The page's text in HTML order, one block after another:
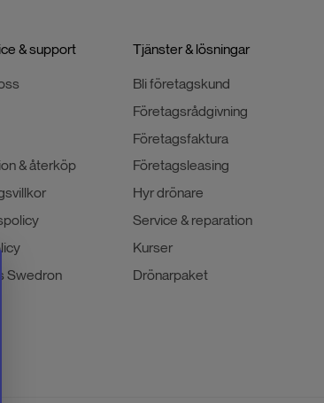
& support
& återköp
Swedron
Tjänster & lösningar
Bli företagskund
Företagsrådgivning
Företagsfaktura
Företagsleasing
Hyr drönare
Service & reparation
Kurser
Drönarpaket